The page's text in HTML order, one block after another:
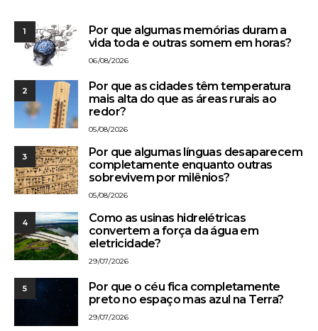
1
Por que algumas memórias duram a
vida toda e outras somem em horas?
06/08/2026
2
Por que as cidades têm temperatura
mais alta do que as áreas rurais ao
redor?
05/08/2026
3
Por que algumas línguas desaparecem
completamente enquanto outras
sobrevivem por milênios?
05/08/2026
4
Como as usinas hidrelétricas
convertem a força da água em
eletricidade?
29/07/2026
5
Por que o céu fica completamente
preto no espaço mas azul na Terra?
29/07/2026